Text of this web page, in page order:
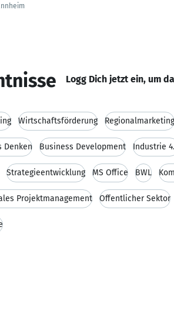
Logg Dich jetzt ein, um
Wirtschaftsförderung Regionalmarketing
Denken Business Development Industrie
Strategieentwicklung MS Office BWL
Projektmanagement Öffentlicher Sektor